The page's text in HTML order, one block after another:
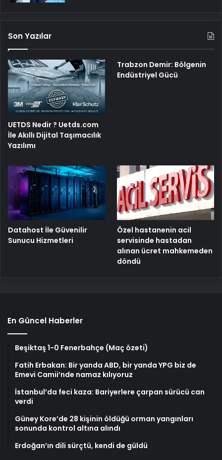
Son Yazılar
UETDS Nedir ? Uetds.com
İle Akıllı Dijital Taşımacılık
Yazılımı
Trabzon Demir: Bölgenin
Endüstriyel Gücü
Datahost İle Güvenilir
Sunucu Hizmetleri
Özel hastanenin acil
servisinde hastadan
alınan ücret mahkemeden
döndü
En Güncel Haberler
Beşiktaş 1-0 Fenerbahçe (Maç özeti)
Fatih Erbakan: Bir yanda ABD, bir yanda YPG biz de
Emevi Camii’nde namaz kılıyoruz
İstanbul’da feci kaza: Bariyerlere çarpan sürücü can
verdi
Güney Kore’de 28 kişinin öldüğü orman yangınları
sonunda kontrol altına alındı
Erdoğan’ın dili sürçtü, kendi de güldü